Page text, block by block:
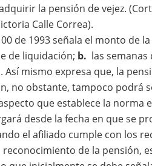
la pensión de vejez.
Calle Correa).
de 1993 señala el monto de
de liquidación; b. las semanas
mismo expresa que, la
no obstante, tampoco podrá
que establece la norma
desde la fecha en que se
el afiliado cumple con los
de la pensión,